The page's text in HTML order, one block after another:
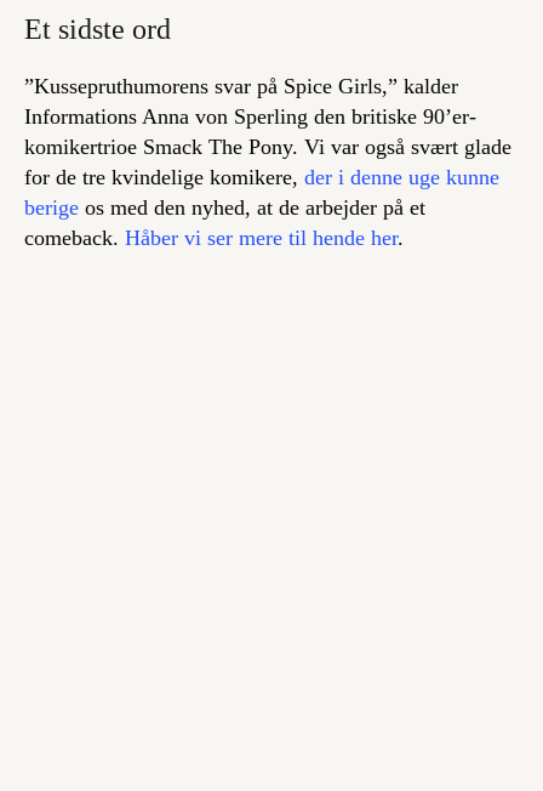
Et sidste ord
”Kussepruthumorens svar på Spice Girls,” kalder
Informations Anna von Sperling den britiske 90’er-
komikertrioe Smack The Pony. Vi var også svært glade
for de tre kvindelige komikere, der i denne uge kunne
berige os med den nyhed, at de arbejder på et
comeback. Håber vi ser mere til hende her.